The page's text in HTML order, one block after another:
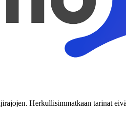
Herkullisimmatkaan tarinat